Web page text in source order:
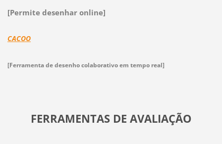
[Permite desenhar online]
CACOO
[Ferramenta de desenho colaborativo em tempo real]
FERRAMENTAS DE AVALIAÇÃO